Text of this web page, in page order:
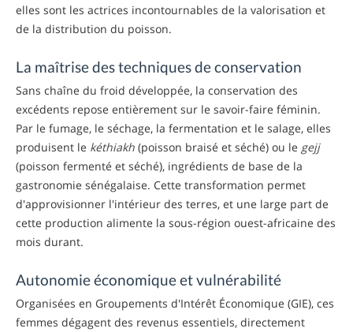
elles sont les actrices incontournables de la valorisation et
de la distribution du poisson.
La maîtrise des techniques de conservation
Sans chaîne du froid développée, la conservation des
excédents repose entièrement sur le savoir-faire féminin.
Par le fumage, le séchage, la fermentation et le salage, elles
produisent le kéthiakh (poisson braisé et séché) ou le gejj
(poisson fermenté et séché), ingrédients de base de la
gastronomie sénégalaise. Cette transformation permet
d'approvisionner l'intérieur des terres, et une large part de
cette production alimente la sous-région ouest-africaine des
mois durant.
Autonomie économique et vulnérabilité
Organisées en Groupements d'Intérêt Économique (GIE), ces
femmes dégagent des revenus essentiels, directement